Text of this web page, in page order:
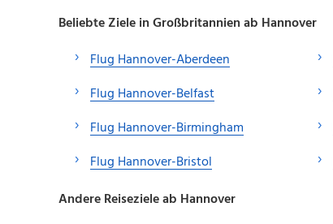
Beliebte Ziele in Großbritannien ab Hannover
Flug Hannover-Aberdeen
Flug Hannover-Belfast
Flug Hannover-Birmingham
Flug Hannover-Bristol
Andere Reiseziele ab Hannover